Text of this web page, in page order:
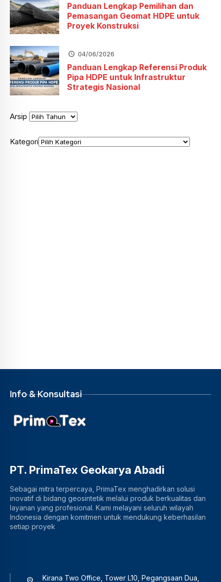
Panduan Lengkap Pemilihan dan
Pemasangan Geomat HDPE untuk
Proyek Konstruksi
04/06/2026
Panduan Lengkap Referensi Produk
Pipa HDPE untuk Infrastruktur
Strategis Nasional
Arsip
Kategori
Info & Konsultasi
PT. PrimaTex Geokarya Abadi
Sebagai mitra terpercaya, PrimaTex menghadirkan solusi
inovatif di bidang geosintetik melalui produk berkualitas dan
layanan yang profesional. Kami melayani seluruh wilayah
Indonesia dengan komitmen untuk mendukung keberhasilan
setiap proyek
Kirana Two Office, Tower L10, Pegangsaan Dua,